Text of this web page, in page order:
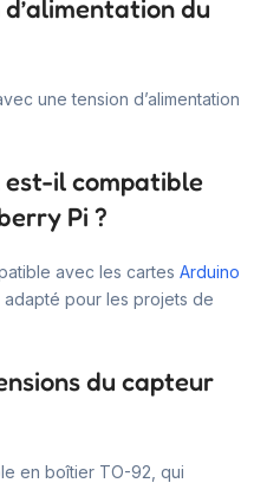
du
une tension d’alimentation
il compatible
Pi ?
avec les cartes Arduino
adapté pour les projets de
du capteur
en boîtier TO-92, qui